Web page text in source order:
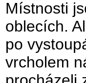
Místnosti
oblecích.
po
vrcholem